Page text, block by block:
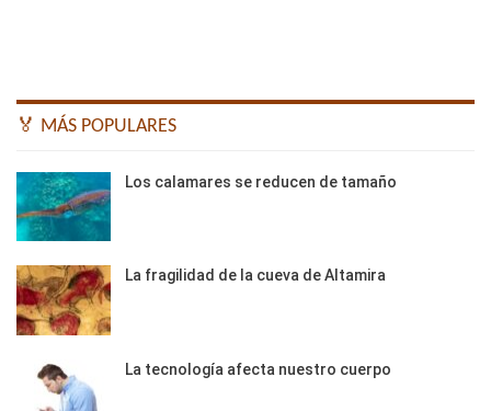
🏅 MÁS POPULARES
Los calamares se reducen de tamaño
La fragilidad de la cueva de Altamira
La tecnología afecta nuestro cuerpo